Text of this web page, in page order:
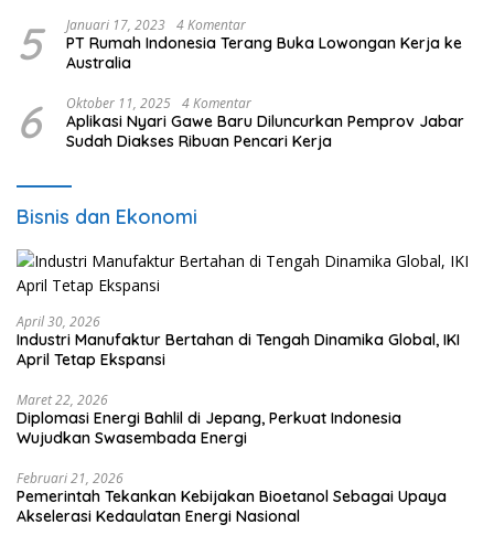
5 Januari 17, 2023 4 Komentar
PT Rumah Indonesia Terang Buka Lowongan Kerja ke
Australia
6 Oktober 11, 2025 4 Komentar
Aplikasi Nyari Gawe Baru Diluncurkan Pemprov Jabar
Sudah Diakses Ribuan Pencari Kerja
Bisnis dan Ekonomi
April 30, 2026
Industri Manufaktur Bertahan di Tengah Dinamika Global, IKI
April Tetap Ekspansi
Maret 22, 2026
Diplomasi Energi Bahlil di Jepang, Perkuat Indonesia
Wujudkan Swasembada Energi
Februari 21, 2026
Pemerintah Tekankan Kebijakan Bioetanol Sebagai Upaya
Akselerasi Kedaulatan Energi Nasional